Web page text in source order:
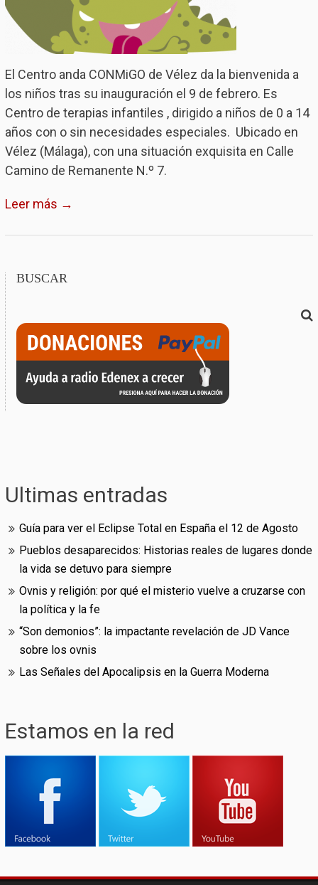
El Centro anda CONMiGO de Vélez da la bienvenida a
los niños tras su inauguración el 9 de febrero. Es
Centro de terapias infantiles , dirigido a niños de 0 a 14
años con o sin necesidades especiales. Ubicado en
Vélez (Málaga), con una situación exquisita en Calle
Camino de Remanente N.º 7.
Leer más →
BUSCAR
Ultimas entradas
Guía para ver el Eclipse Total en España el 12 de Agosto
Pueblos desaparecidos: Historias reales de lugares donde
la vida se detuvo para siempre
Ovnis y religión: por qué el misterio vuelve a cruzarse con
la política y la fe
“Son demonios”: la impactante revelación de JD Vance
sobre los ovnis
Las Señales del Apocalipsis en la Guerra Moderna
Estamos en la red